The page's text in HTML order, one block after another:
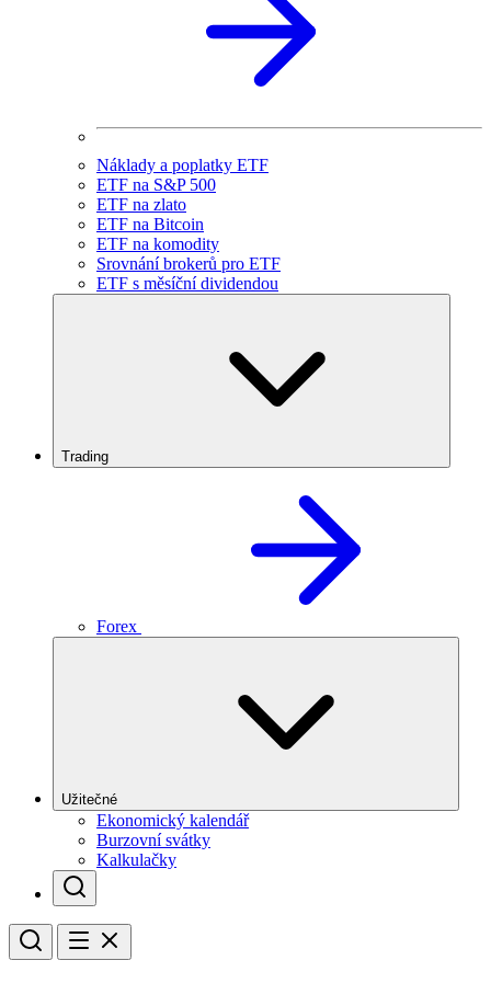
Náklady a poplatky ETF
ETF na S&P 500
ETF na zlato
ETF na Bitcoin
ETF na komodity
Srovnání brokerů pro ETF
ETF s měsíční dividendou
Trading
Forex
Užitečné
Ekonomický kalendář
Burzovní svátky
Kalkulačky